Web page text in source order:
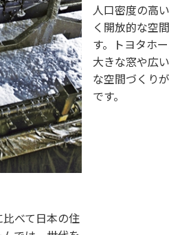
べて日本の住
人口密度の高
く開放的な空
す。トヨタホ
大きな窓や広
な空間づくり
です。